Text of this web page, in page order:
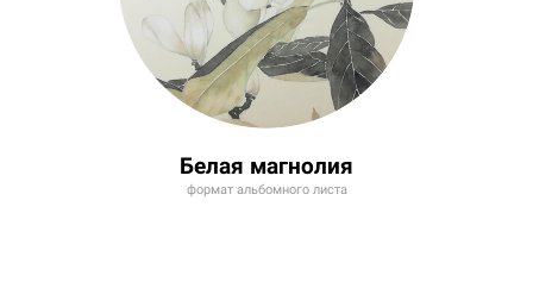
Белая магнолия
формат альбомного листа